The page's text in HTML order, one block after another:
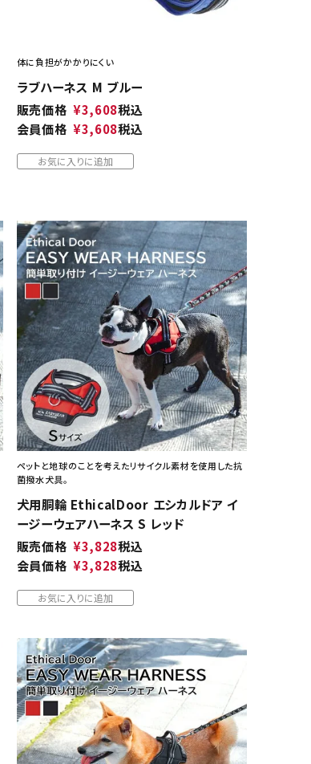
体に負担がかかりにくい
ラブハーネス M ブルー
販売価格 ¥3,608税込
会員価格 ¥3,608税込
お気に入りに追加
ペットと地球のことを考えたリサイクル素材を使用した抗
菌撥水犬具。
犬用胴輪 EthicalDoor エシカルドア イ
ージーウェアハーネス S レッド
販売価格 ¥3,828税込
会員価格 ¥3,828税込
お気に入りに追加